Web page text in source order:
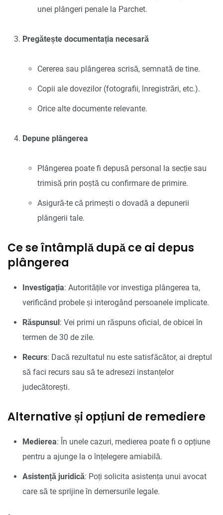
unei plângeri penale la Parchet.
Pregătește documentația necesară
Cererea sau plângerea scrisă, semnată de tine.
Copii ale dovezilor (fotografii, înregistrări, etc.).
Orice alte documente relevante.
Depune plângerea
Plângerea poate fi depusă personal la secție sau
trimisă prin poștă cu confirmare de primire.
Asigură-te că primești o dovadă a depunerii
plângerii tale.
Ce se întâmplă după ce ai depus
plângerea
Investigația: Autoritățile vor investiga plângerea ta,
verificând probele și interogând persoanele implicate.
Răspunsul : Vei primi un răspuns oficial, de obicei în
termen de 30 de zile.
Recurs: Dacă rezultatul nu este satisfăcător, ai dreptul
să faci recurs sau să te adresezi instanțelor
judecătorești.
Alternative și opțiuni de remediere
Medierea: În unele cazuri, medierea poate fi o opțiune
pentru a ajunge la o înțelegere amiabilă.
Asistență juridică: Poți solicita asistența unui avocat
care să te sprijine în demersurile legale.